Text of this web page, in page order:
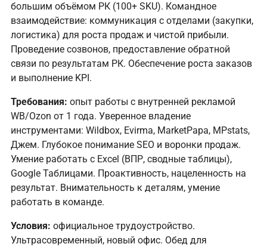
большим объёмом РК (100+ SKU). Командное
взаимодействие: коммуникация с отделами (закупки,
логистика) для роста продаж и чистой прибыли.
Проведение созвонов, предоставление обратной
связи по результатам РК. Обеспечение роста заказов
и выполнение KPI.
Требования: опыт работы с внутренней рекламой
WB/Ozon от 1 года. Уверенное владение
инструментами: Wildbox, Evirma, MarketPapa, MPstats,
Джем. Глубокое понимание SEO и воронки продаж.
Умение работать с Excel (ВПР, сводные таблицы),
Google Таблицами. Проактивность, нацеленность на
результат. Внимательность к деталям, умение
работать в команде.
Условия: официальное трудоустройство.
Ультрасовременный, новый офис. Обед для